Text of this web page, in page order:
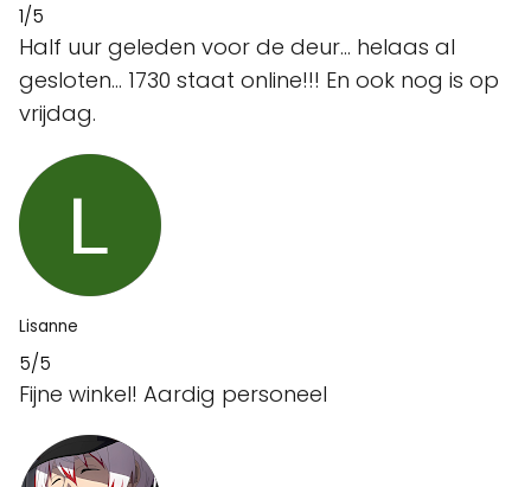
1/5
Half uur geleden voor de deur... helaas al
gesloten... 1730 staat online!!! En ook nog is op
vrijdag.
Lisanne
5/5
Fijne winkel! Aardig personeel